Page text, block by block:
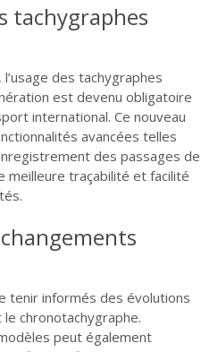
tachygraphes
des tachygraphes
est devenu obligatoire
international. Ce nouveau
avancées telles
des passages de
meilleure traçabilité et facilité
tenir informés des évolutions
chronotachygraphe.
peut également